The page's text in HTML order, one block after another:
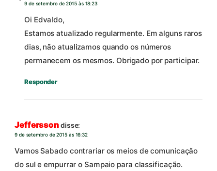
9 de setembro de 2015 às 18:23
Oi Edvaldo,
Estamos atualizado regularmente. Em alguns raros
dias, não atualizamos quando os números
permanecem os mesmos. Obrigado por participar.
Responder
Jefferssondisse:
9 de setembro de 2015 às 16:32
Vamos Sabado contrariar os meios de comunicação
do sul e empurrar o Sampaio para classificação.